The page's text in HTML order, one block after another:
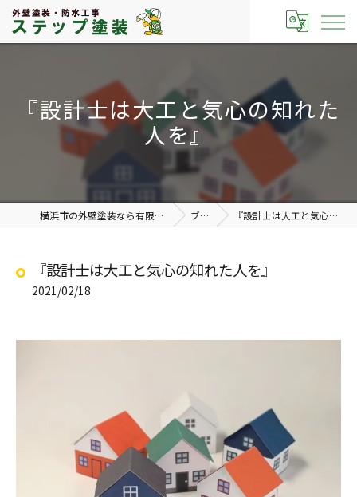
『設計士は大工と気心の知れた
人を』
横浜市の外壁塗装なら有限会社ステップ塗装 ブログ 『設計士は大工と気心の知れた人を』
『設計士は大工と気心の知れた人を』
2021/02/18